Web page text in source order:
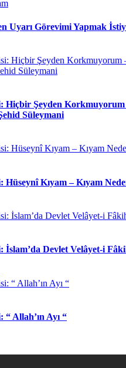
Uyarı Görevimi Yapmak
Hiçbir Şeyden
Süleymani
Hüseynî Kıyam – Kıyam
İslam’da Devlet Velâyet-i
Allah’ın Ayı “